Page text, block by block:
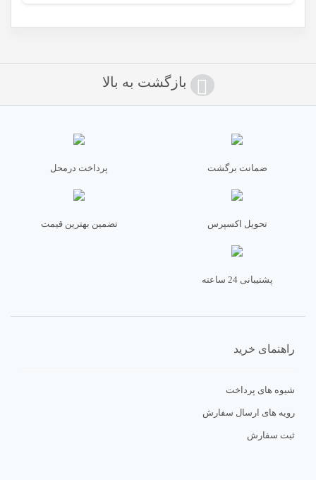
بازگشت به بالا
ضمانت برگشت پرداخت درمحل
تحویل اکسپرس تضمین بهترین قیمت
پشتیبانی 24 ساعته
راهنمای خرید
شیوه های پرداخت
رویه های ارسال سفارش
ثبت سفارش